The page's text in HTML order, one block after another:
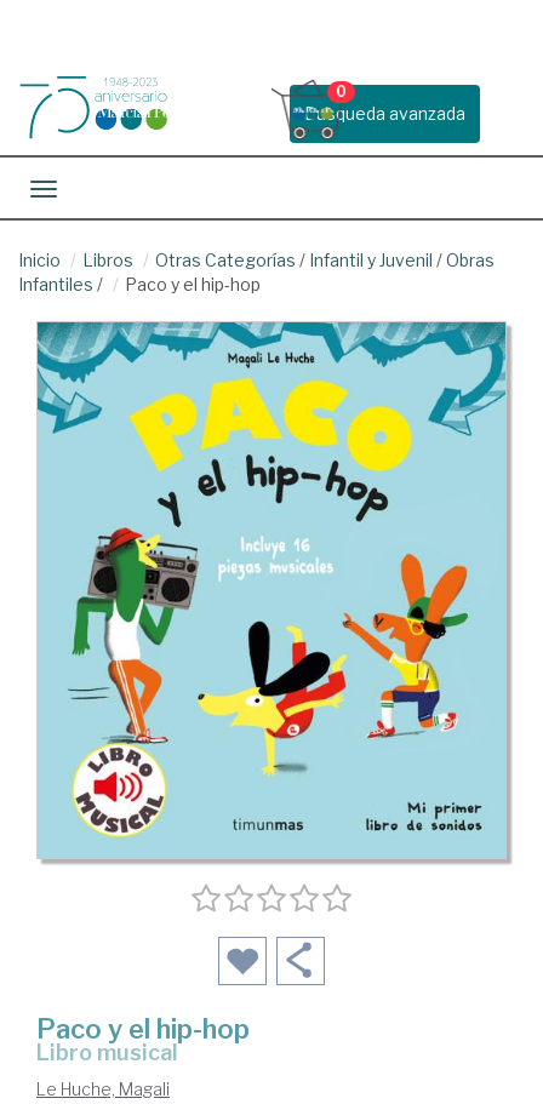
Busqueda avanzada
0
Toggle navigation
Inicio Libros Otras Categorías / Infantil y Juvenil /Obras
Infantiles / Paco y el hip-hop
Paco y el hip-hop
Libro musical
Le Huche, Magali